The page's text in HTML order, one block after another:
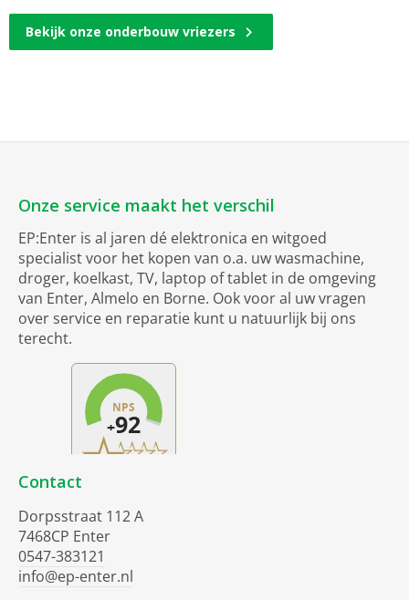
Bekijk onze onderbouw vriezers
Onze service maakt het verschil
EP:Enter is al jaren dé elektronica en witgoed
specialist voor het kopen van o.a. uw wasmachine,
droger, koelkast, TV, laptop of tablet in de omgeving
van Enter, Almelo en Borne. Ook voor al uw vragen
over service en reparatie kunt u natuurlijk bij ons
terecht.
Contact
Dorpsstraat 112 A
7468CP Enter
0547-383121
info@ep-enter.nl